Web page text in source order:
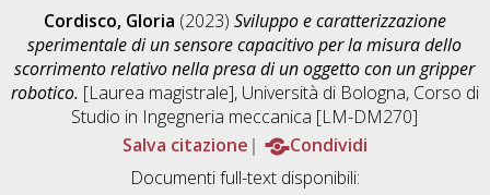
Cordisco, Gloria (2023) Sviluppo e caratterizzazione
sperimentale di un sensore capacitivo per la misura dello
scorrimento relativo nella presa di un oggetto con un gripper
robotico. [Laurea magistrale], Università di Bologna, Corso di
Studio in Ingegneria meccanica [LM-DM270]
Salva citazione
Condividi
Documenti full-text disponibili: